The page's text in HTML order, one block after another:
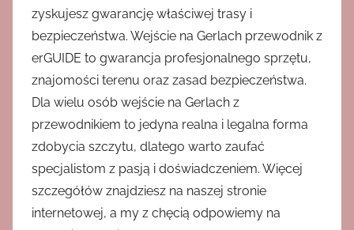
zyskujesz gwarancję właściwej trasy i
bezpieczeństwa. Wejście na Gerlach przewodnik z
erGUIDE to gwarancja profesjonalnego sprzętu,
znajomości terenu oraz zasad bezpieczeństwa.
Dla wielu osób wejście na Gerlach z
przewodnikiem to jedyna realna i legalna forma
zdobycia szczytu, dlatego warto zaufać
specjalistom z pasją i doświadczeniem. Więcej
szczegółów znajdziesz na naszej stronie
internetowej, a my z chęcią odpowiemy na